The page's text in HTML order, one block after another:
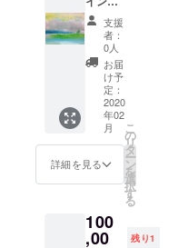
考欄に
書いて
くださ
い。
り） ・
ポスト
カード1
枚（ラ
ンダ
ム） ・
絵画
（キャ
ンパス
／アク
リル／
410×31
8） ・
イラス
ト付き
支援
者：
0人
お届
け予
定：
2020
年02
月
詳細を見る
こ
の
リ
タ
ー
ン
を
選
択
す
る
100
,00 残り1